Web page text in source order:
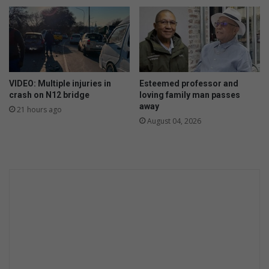
v
o
s
t
e
VIDEO: Multiple injuries in
crash on N12 bridge
21 hours ago
Esteemed professor and
loving family man passes
away
August 04, 2026